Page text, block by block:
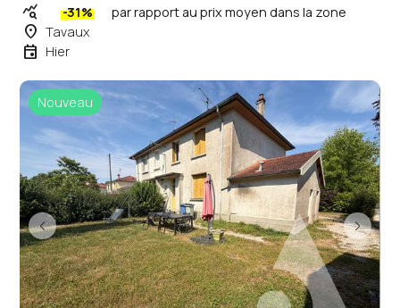
query_stats -31% par rapport au prix moyen dans la zone
place Tavaux
event Hier
Nouveau